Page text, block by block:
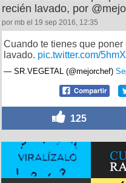
recién lavado, por
por mb el 19 sep 2016, 12:35
Cuando te tienes que
lavado. pic.twitter.com/
— SR.VEGETAL (@mejorchef)
125